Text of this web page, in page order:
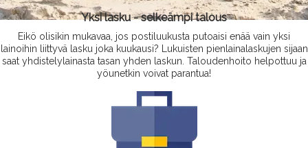
Yksi lasku - selkeämpi talous
Eikö olisikin mukavaa, jos postiluukusta putoaisi enää vain yksi
lainoihin liittyvä lasku joka kuukausi? Lukuisten pienlainalaskujen sijaan
saat yhdistelylainasta tasan yhden laskun. Taloudenhoito helpottuu ja
yöunetkin voivat parantua!